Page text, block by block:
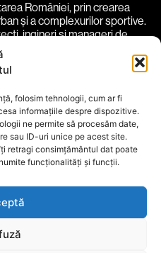
folosim tehnologii, cum ar fi
informațiile despre dispozitive.
ne permite să procesăm date,
sau ID-uri unice pe acest site.
retragi consimțământul dat poate
funcționalități și funcții.
României, prin crearea
și a complexurilor sportive.
ingineri și manageri de
vibrante și
comunitateparteneri
Politică Cookie
Media